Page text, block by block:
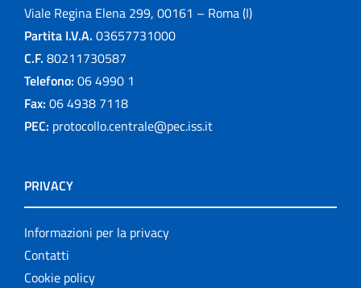
Viale Regina Elena 299, 00161 – Roma (I)
Partita I.V.A. 03657731000
C.F. 80211730587
Telefono: 06 4990 1
Fax: 06 4938 7118
PEC: protocollo.centrale@pec.iss.it
PRIVACY
Informazioni per la privacy
Contatti
Cookie policy